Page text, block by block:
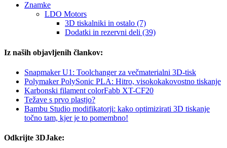
Znamke
LDO Motors
3D tiskalniki in ostalo (7)
Dodatki in rezervni deli (39)
Iz naših objavljenih člankov:
Snapmaker U1: Toolchanger za večmaterialni 3D-tisk
Polymaker PolySonic PLA: Hitro, visokokakovostno tiskanje
Karbonski filament colorFabb XT-CF20
Težave s prvo plastjo?
Bambu Studio modifikatorji: kako optimizirati 3D tiskanje
točno tam, kjer je to pomembno!
Odkrijte 3DJake: